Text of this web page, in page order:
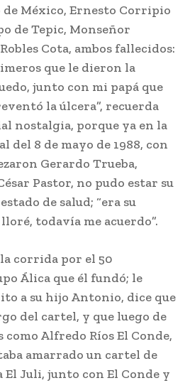
México, Ernesto Corripio
de Tepic, Monseñor
Cota, ambos fallecidos:
que le dieron la
junto con mi papá que
la úlcera”, recuerda
nostalgia, porque ya en la
del 8 de mayo de 1988, con
Gerardo Trueba,
Pastor, no pudo estar su
de salud; “era su
todavía me acuerdo”.
corrida por el 50
Álica que él fundó; le
a su hijo Antonio, dice que
del cartel, y que luego de
como Alfredo Ríos El Conde,
amarrado un cartel de
El Juli, junto con El Conde y